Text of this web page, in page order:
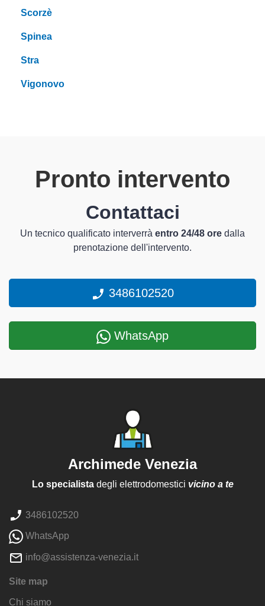
Scorzè
Spinea
Stra
Vigonovo
Pronto intervento
Contattaci
Un tecnico qualificato interverrà entro 24/48 ore dalla
prenotazione dell'intervento.
3486102520
WhatsApp
Archimede Venezia
Lo specialistadegli elettrodomestici vicino a te
3486102520
WhatsApp
info@assistenza-venezia.it
Site map
Chi siamo